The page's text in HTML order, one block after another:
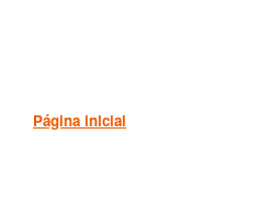
Página inicial